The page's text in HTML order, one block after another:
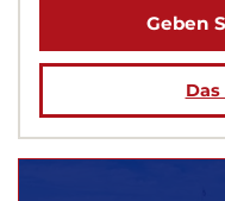
Geben